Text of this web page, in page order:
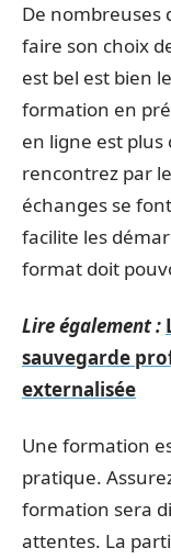
De nombreuses
faire son choix
est bel est bien le
formation en
en ligne est plus
rencontrez par
échanges se
facilite les
format doit
Lire également :
sauvegarde
externalisée
Une formation
pratique.
formation sera
attentes. La